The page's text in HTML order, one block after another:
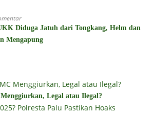
Diduga Jatuh dari Tongkang, Helm dan
Mengapung
Legal atau Ilegal?